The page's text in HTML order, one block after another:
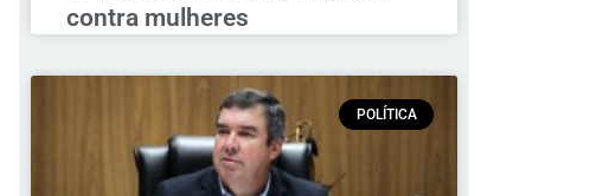
contra mulheres
POLÍTICA